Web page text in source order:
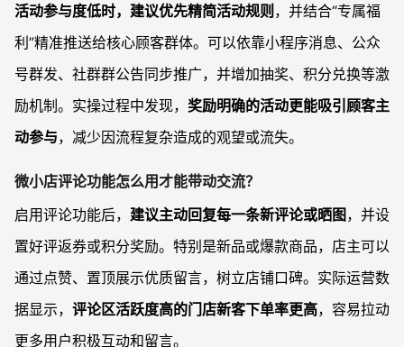
活动参与度低时，建议优先精简活动规则 ，并结合“专属福
利”精准推送给核心顾客群体。可以依靠小程序消息、公众
号群发、社群群公告同步推广，并增加抽奖、积分兑换等激
励机制。实操过程中发现， 奖励明确的活动更能吸引顾客主
动参与，减少因流程复杂造成的观望或流失。
微小店评论功能怎么用才能带动交流？
启用评论功能后， 建议主动回复每一条新评论或晒图，并设
置好评返券或积分奖励。特别是新品或爆款商品，店主可以
通过点赞、置顶展示优质留言，树立店铺口碑。实际运营数
据显示， 评论区活跃度高的门店新客下单率更高，容易拉动
更多用户积极互动和留言。